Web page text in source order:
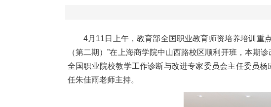
4月11日上午，教育部全国职业教育师资培养培训重
（第二期）”在上海商学院中山西路校区顺利开班，本期
全国职业院校教学工作诊断与改进专家委员会主任委员
任朱佳雨老师主持。